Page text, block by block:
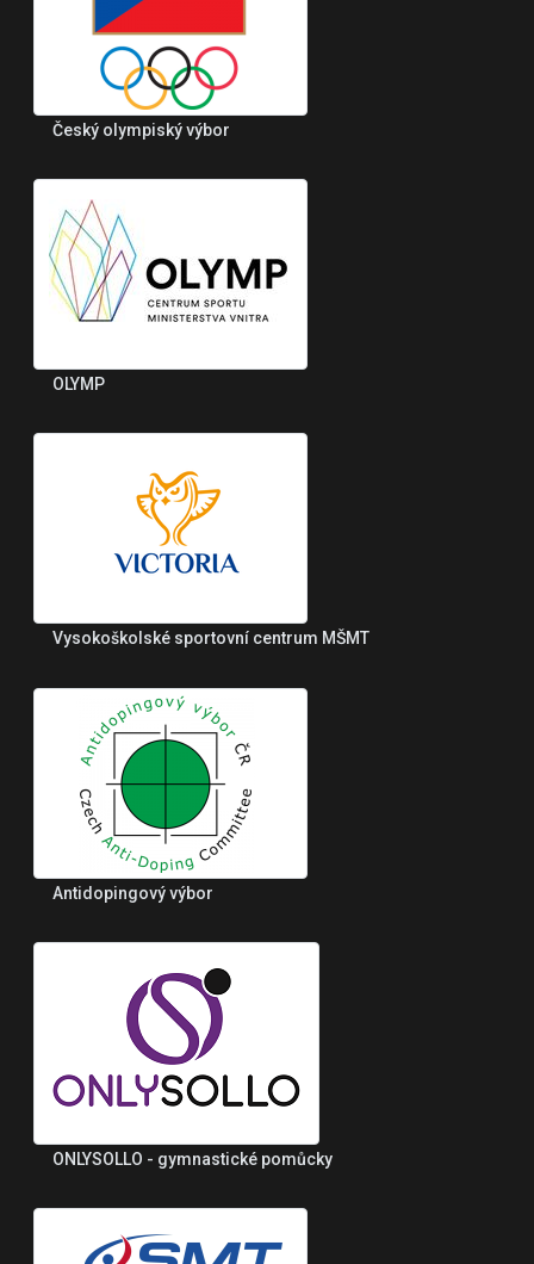
Český olympiský výbor
OLYMP
Vysokoškolské sportovní centrum MŠMT
Antidopingový výbor
ONLYSOLLO - gymnastické pomůcky